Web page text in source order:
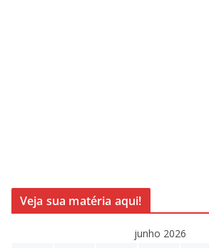
Veja sua matéria aqui!
junho 2026